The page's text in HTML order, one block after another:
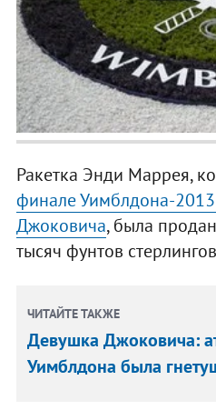
Ракетка Энди Маррея,
финале Уимблдона-
Джоковича, была
тысяч фунтов
ЧИТАЙТЕ ТАКЖЕ
Девушка Джоковича:
Уимблдона была